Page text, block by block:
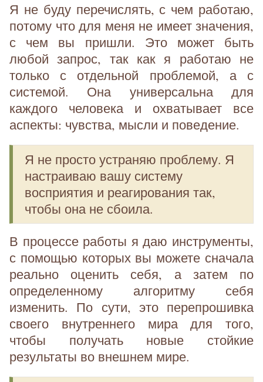
Я не буду перечислять, с чем работаю,
потому что для меня не имеет значения,
с чем вы пришли. Это может быть
любой запрос, так как я работаю не
только с отдельной проблемой, а с
системой. Она универсальна для
каждого человека и охватывает все
аспекты: чувства, мысли и поведение.
Я не просто устраняю проблему. Я
настраиваю вашу систему
восприятия и реагирования так,
чтобы она не сбоила.
В процессе работы я даю инструменты,
с помощью которых вы можете сначала
реально оценить себя, а затем по
определенному алгоритму себя
изменить. По сути, это перепрошивка
своего внутреннего мира для того,
чтобы получать новые стойкие
результаты во внешнем мире.